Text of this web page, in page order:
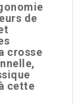
de
crosse
cette